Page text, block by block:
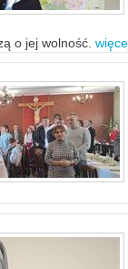
o jej wolność.